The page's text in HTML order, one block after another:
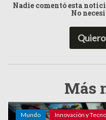
Nadie comentó esta
No
Más
Mundo Innovación y